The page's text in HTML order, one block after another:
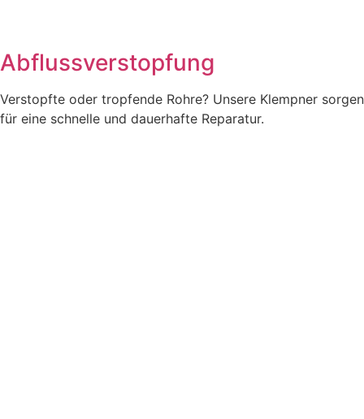
Abflussverstopfung
Verstopfte oder tropfende Rohre? Unsere Klempner sorgen
für eine schnelle und dauerhafte Reparatur.